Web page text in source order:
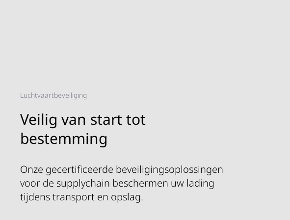
Luchtvaartbeveiliging
Veilig van start tot
bestemming
Onze gecertificeerde beveiligingsoplossingen
voor de supplychain beschermen uw lading
tijdens transport en opslag.